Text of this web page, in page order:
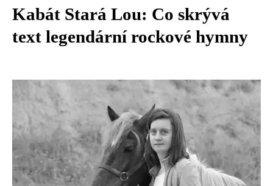
Kabát Stará Lou: Co skrývá
text legendární rockové hymny